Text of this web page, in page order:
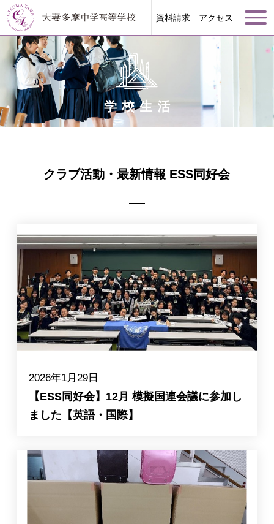
資料請求 アクセス
学校案内
進路指導
入試情報
学校生活
クラブ活動・最新情報 ESS同好会
2026年1月29日
【ESS同好会】12月 模擬国連会議に参加し
ました【英語・国際】